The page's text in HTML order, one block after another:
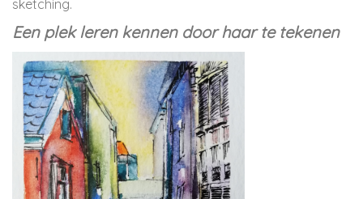
sketching.
Een plek leren kennen door haar te tekenen